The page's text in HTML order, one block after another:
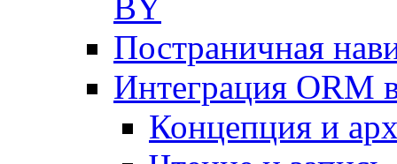
Постраничная
Интеграция ORM
Концепция и